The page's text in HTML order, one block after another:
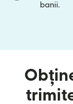
banii.